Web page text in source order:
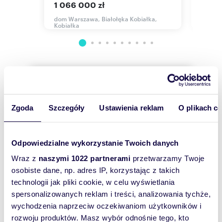
Zgoda Szczegóły Ustawienia reklam O plikach
Odpowiedzialne wykorzystanie Twoich danych
Wraz z naszymi 1022 partnerami przetwarzamy Twoje
osobiste dane, np. adres IP, korzystając z takich
technologii jak pliki cookie, w celu wyświetlania
spersonalizowanych reklam i treści, analizowania tychże,
wychodzenia naprzeciw oczekiwaniom użytkowników i
rozwoju produktów. Masz wybór odnośnie tego, kto
Osoba odpowiedzialna zawodowo: Joanna
1 066 000 zł
dom Warszawa, Białołęka Kobiałka,
Kobiałka
wiadomość
To najlepszy
sposób, aby
właściciel
oferty
szybko się z
Tobą
skontaktował!